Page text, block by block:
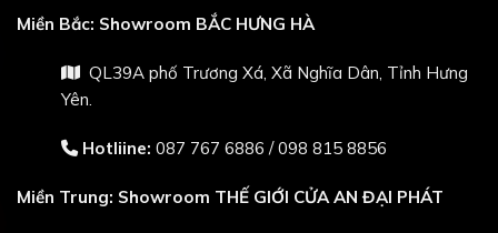
Miền Bắc: Showroom BẮC HƯNG HÀ
QL39A phố Trương Xá, Xã Nghĩa Dân, Tỉnh Hưng
Yên.
Hotliine: 087 767 6886 /098 815 8856
Miền Trung: Showroom THẾ GIỚI CỬA AN ĐẠI PHÁT